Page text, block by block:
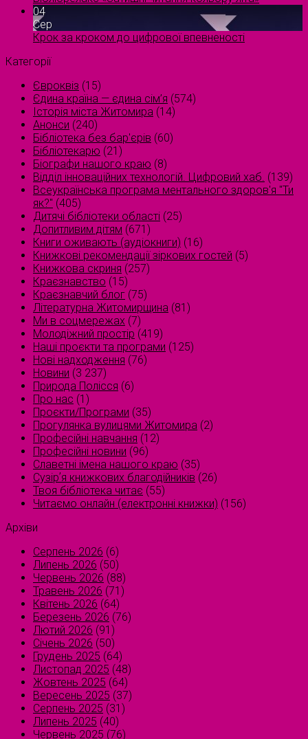
04
Сер
Крок за кроком до цифрової впевненості
Категорії
Євроквіз (15)
Єдина країна — єдина сім’я (574)
Історія міста Житомира (14)
Анонси (240)
Бібліотека без бар'єрів (60)
Бібліотекарю (21)
Біографи нашого краю (8)
Відділ інноваційних технологій. Цифровий хаб. (139)
Всеукраїнська програма ментального здоров'я "Ти
як?" (405)
Дитячі бібліотеки області (25)
Допитливим дітям (671)
Книги оживають (аудіокниги) (16)
Книжкові рекомендації зіркових гостей (5)
Книжкова скриня (257)
Краєзнавство (15)
Краєзнавчий блог (75)
Літературна Житомирщина (81)
Ми в соцмережах (7)
Молодіжний простір (419)
Наші проєкти та програми (125)
Нові надходження (76)
Новини (3 237)
Природа Полісся (6)
Про нас (1)
Проєкти/Програми (35)
Прогулянка вулицями Житомира (2)
Професійні навчання (12)
Професійні новини (96)
Славетні імена нашого краю (35)
Сузірʼя книжкових благодійників (26)
Твоя бібліотека читає (55)
Читаємо онлайн (електронні книжки) (156)
Архіви
Серпень 2026 (6)
Липень 2026 (50)
Червень 2026 (88)
Травень 2026 (71)
Квітень 2026 (64)
Березень 2026 (76)
Лютий 2026 (91)
Січень 2026 (50)
Грудень 2025 (64)
Листопад 2025 (48)
Жовтень 2025 (64)
Вересень 2025 (37)
Серпень 2025 (31)
Липень 2025 (40)
Червень 2025 (76)